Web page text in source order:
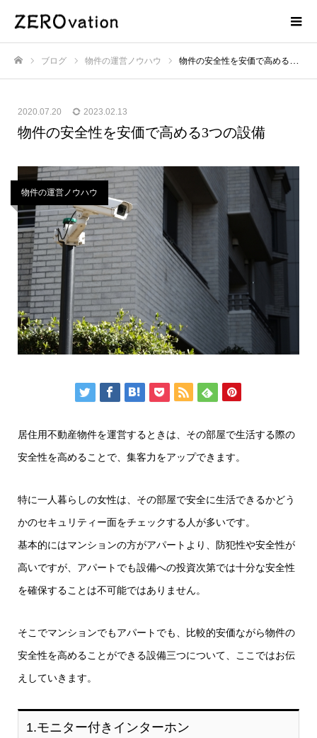
ブログ 物件の運営ノウハウ 物件の安全性を安価で高める3つの設備
2020.07.20 2023.02.13
物件の安全性を安価で高める3つの設備
物件の運営ノウハウ
居住用不動産物件を運営するときは、その部屋で生活する際の
安全性を高めることで、集客力をアップできます。
特に一人暮らしの女性は、その部屋で安全に生活できるかどう
かのセキュリティー面をチェックする人が多いです。
基本的にはマンションの方がアパートより、防犯性や安全性が
高いですが、アパートでも設備への投資次第では十分な安全性
を確保することは不可能ではありません。
そこでマンションでもアパートでも、比較的安価ながら物件の
安全性を高めることができる設備三つについて、ここではお伝
えしていきます。
1.モニター付きインターホン